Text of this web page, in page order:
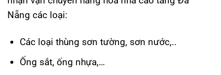
Nẵng các loại:
Các loại thùng sơn tường, sơn nước,..
Ống sắt, ống nhựa,…